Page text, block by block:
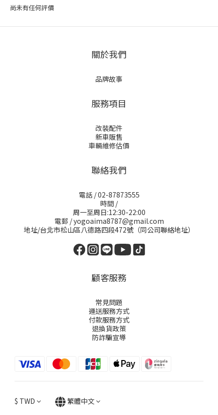
尚未有任何評價
關於我們
品牌故事
服務項目
改裝配件
新車販售
車輛維修估價
聯絡我們
電話 / 02-87873555
時間 /
周一至周日:12:30-22:00
電郵 / yogoaima8787@gmail.com
地址/台北市松山區八德路四段472號（同公司聯絡地址）
顧客服務
常見問題
運送服務方式
付款服務方式
退換貨政策
防詐騙宣導
$ TWD 繁體中文